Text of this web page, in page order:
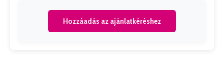
Hozzáadás az ajánlatkéréshez